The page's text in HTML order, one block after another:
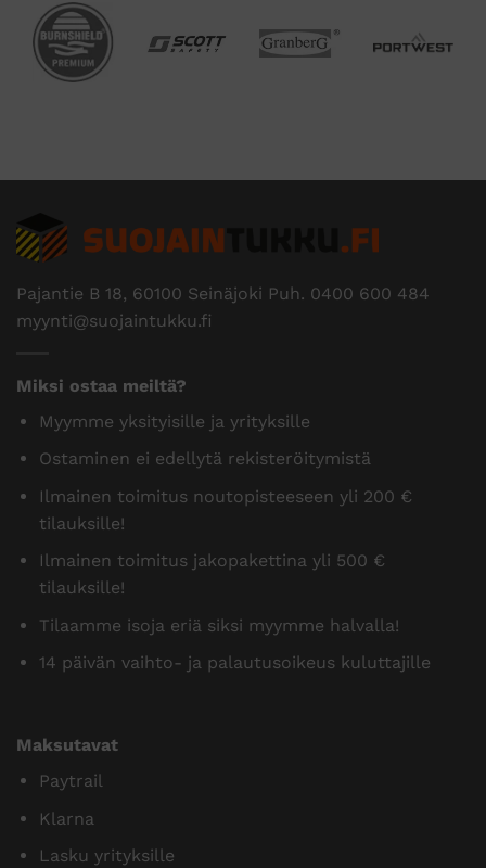
Pajantie B 18, 60100 Seinäjoki Puh. 0400 600 484
myynti@suojaintukku.fi
Miksi ostaa meiltä?
Myymme yksityisille ja yrityksille
Ostaminen ei edellytä rekisteröitymistä
Ilmainen toimitus noutopisteeseen yli 200 €
tilauksille!
Ilmainen toimitus jakopakettina yli 500 €
tilauksille!
Tilaamme isoja eriä siksi myymme halvalla!
14 päivän vaihto- ja palautusoikeus kuluttajille
Maksutavat
Paytrail
Klarna
Lasku yrityksille